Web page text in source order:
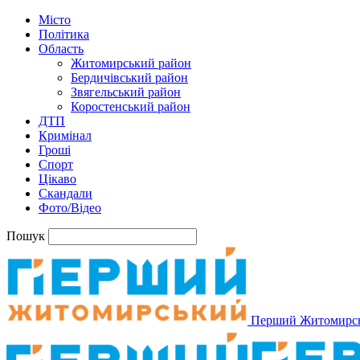
Місто
Політика
Область
Житомирський район
Бердичівський район
Звягельський район
Коростенський район
ДТП
Кримінал
Гроші
Спорт
Цікаво
Скандали
Фото/Відео
Пошук
Перший